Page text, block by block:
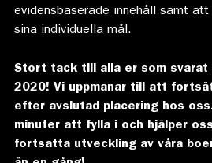
evidensbaserade innehåll samt
sina individuella mål.
Stort tack till alla er som svarat
2020! Vi uppmanar till att
efter avslutad placering hos
minuter att fylla i och hjälper
fortsatta utveckling av våra